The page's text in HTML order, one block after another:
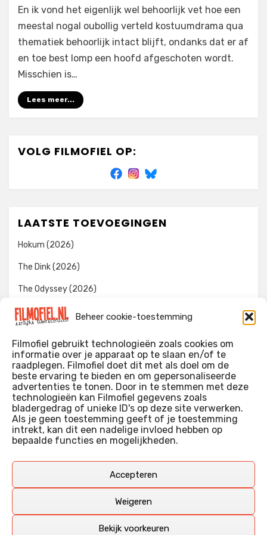
Beheer cookie-toestemming
Filmofiel gebruikt technologieën zoals cookies om
informatie over je apparaat op te slaan en/of te
raadplegen. Filmofiel doet dit met als doel om de
beste ervaring te bieden en om gepersonaliseerde
advertenties te tonen. Door in te stemmen met deze
technologieën kan Filmofiel gegevens zoals
bladergedrag of unieke ID's op deze site verwerken.
Als je geen toestemming geeft of je toestemming
intrekt, kan dit een nadelige invloed hebben op
bepaalde functies en mogelijkheden.
Accepteren
Weigeren
Bekijk voorkeuren
En ik vond het eigenlijk wel behoorlijk vet hoe een
meestal nogal oubollig verteld kostuumdrama qua
thematiek behoorlijk intact blijft, ondanks dat er af
en toe best lomp een hoofd afgeschoten wordt.
Misschien is…
Lees meer...
VOLG FILMOFIEL OP:
LAATSTE TOEVOEGINGEN
Hokum (2026)
The Dink (2026)
The Odyssey (2026)
Evil Dead Burn (2026)
WIE IK BEN…?
Ik ben ooit begonnen met m’n recensies omdat ik zoveel
films keek dat ik af en toe niet meer wist welke ik nu wel of
niet gezien had. Ik ben een filmliefhebber, heb als hobby nog
erg lang in een videotheek gewerkt, en heb als coproducent
Deze recensies zijn dan ook vooral vrij pretentieloze
aangevuld met een groeiende kennis over de kunde én de
kunst van het maken van film.